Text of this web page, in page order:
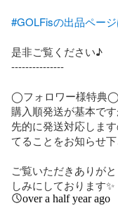
#GOLFisの出品ペー
是非ご覧ください♪
---------------
◯フォロワー様特典◯
購入順発送が基本で
先的に発送対応しま
てることをお知らせ下
ご覧いただきありが
しみにしております✨
over a half year ago